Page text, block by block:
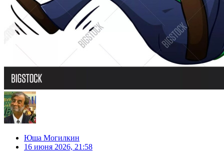
Юша Могилкин
16 июня 2026, 21:58